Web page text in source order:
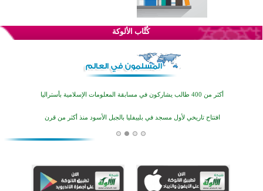
كُتَّاب الألوكة
تيسليتش تختتم برنامجا تعليميا لتعزيز القيم وبناء الشخصية للشباب المسلمين
اختتام منافسات قرآنية متميزة في بنغلاديش بمشاركة 3000 متسابق
أكبر مشروع إسلامي في ريف أستراليا يفتتح أبوابه بعد سنوات من العمل والعطاء
اختتام الدورة التاسعة لمسابقة حفظ وتلاوة القرآن الكريم في أزناكاييف